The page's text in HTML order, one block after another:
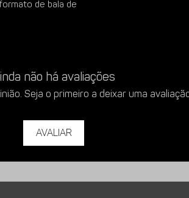
de bala de
não há avaliações
Seja o primeiro a deixar uma
Avaliar